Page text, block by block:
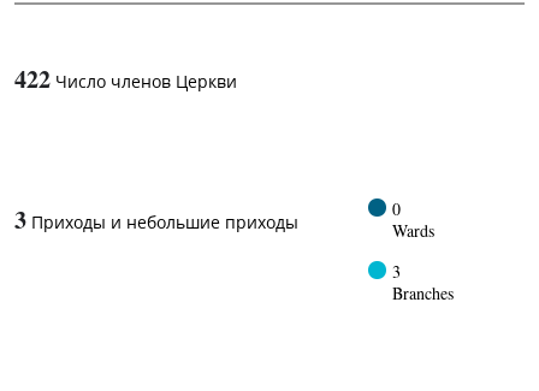
422 Число членов Церкви
3 Приходы и небольшие приходы
0
Wards
3
Branches